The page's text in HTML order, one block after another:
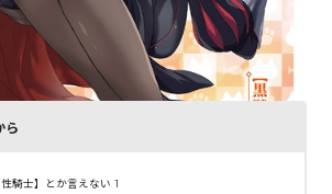
ら
騎士】とか言えない 1